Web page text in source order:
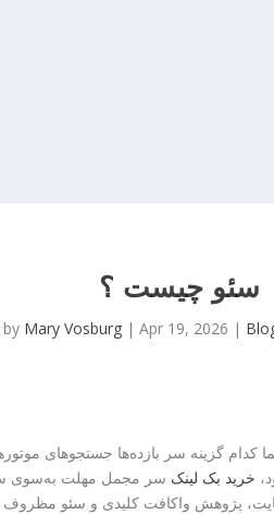
سئو چیست ؟
Mary Vosburg| Apr 19, 2026 |
کدام گزینه سر بازده‌ها جستجوهای
خرید بک لینک سر مجمل مهلت به‌سوی
پژوهش واکافت کلیدی و سئو مظروف